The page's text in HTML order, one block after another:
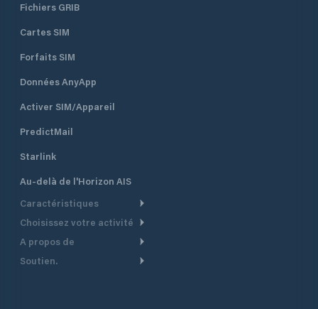
Fichiers GRIB
Cartes SIM
Forfaits SIM
Données AnyApp
Activer SIM/Appareil
PredictMail
Starlink
Au-delà de l'Horizon AIS
Caractéristiques
Routage Météo
Routage bateau à moteur
Choisissez votre activité
Croisière
A propos de
Aperçu
Soutien.